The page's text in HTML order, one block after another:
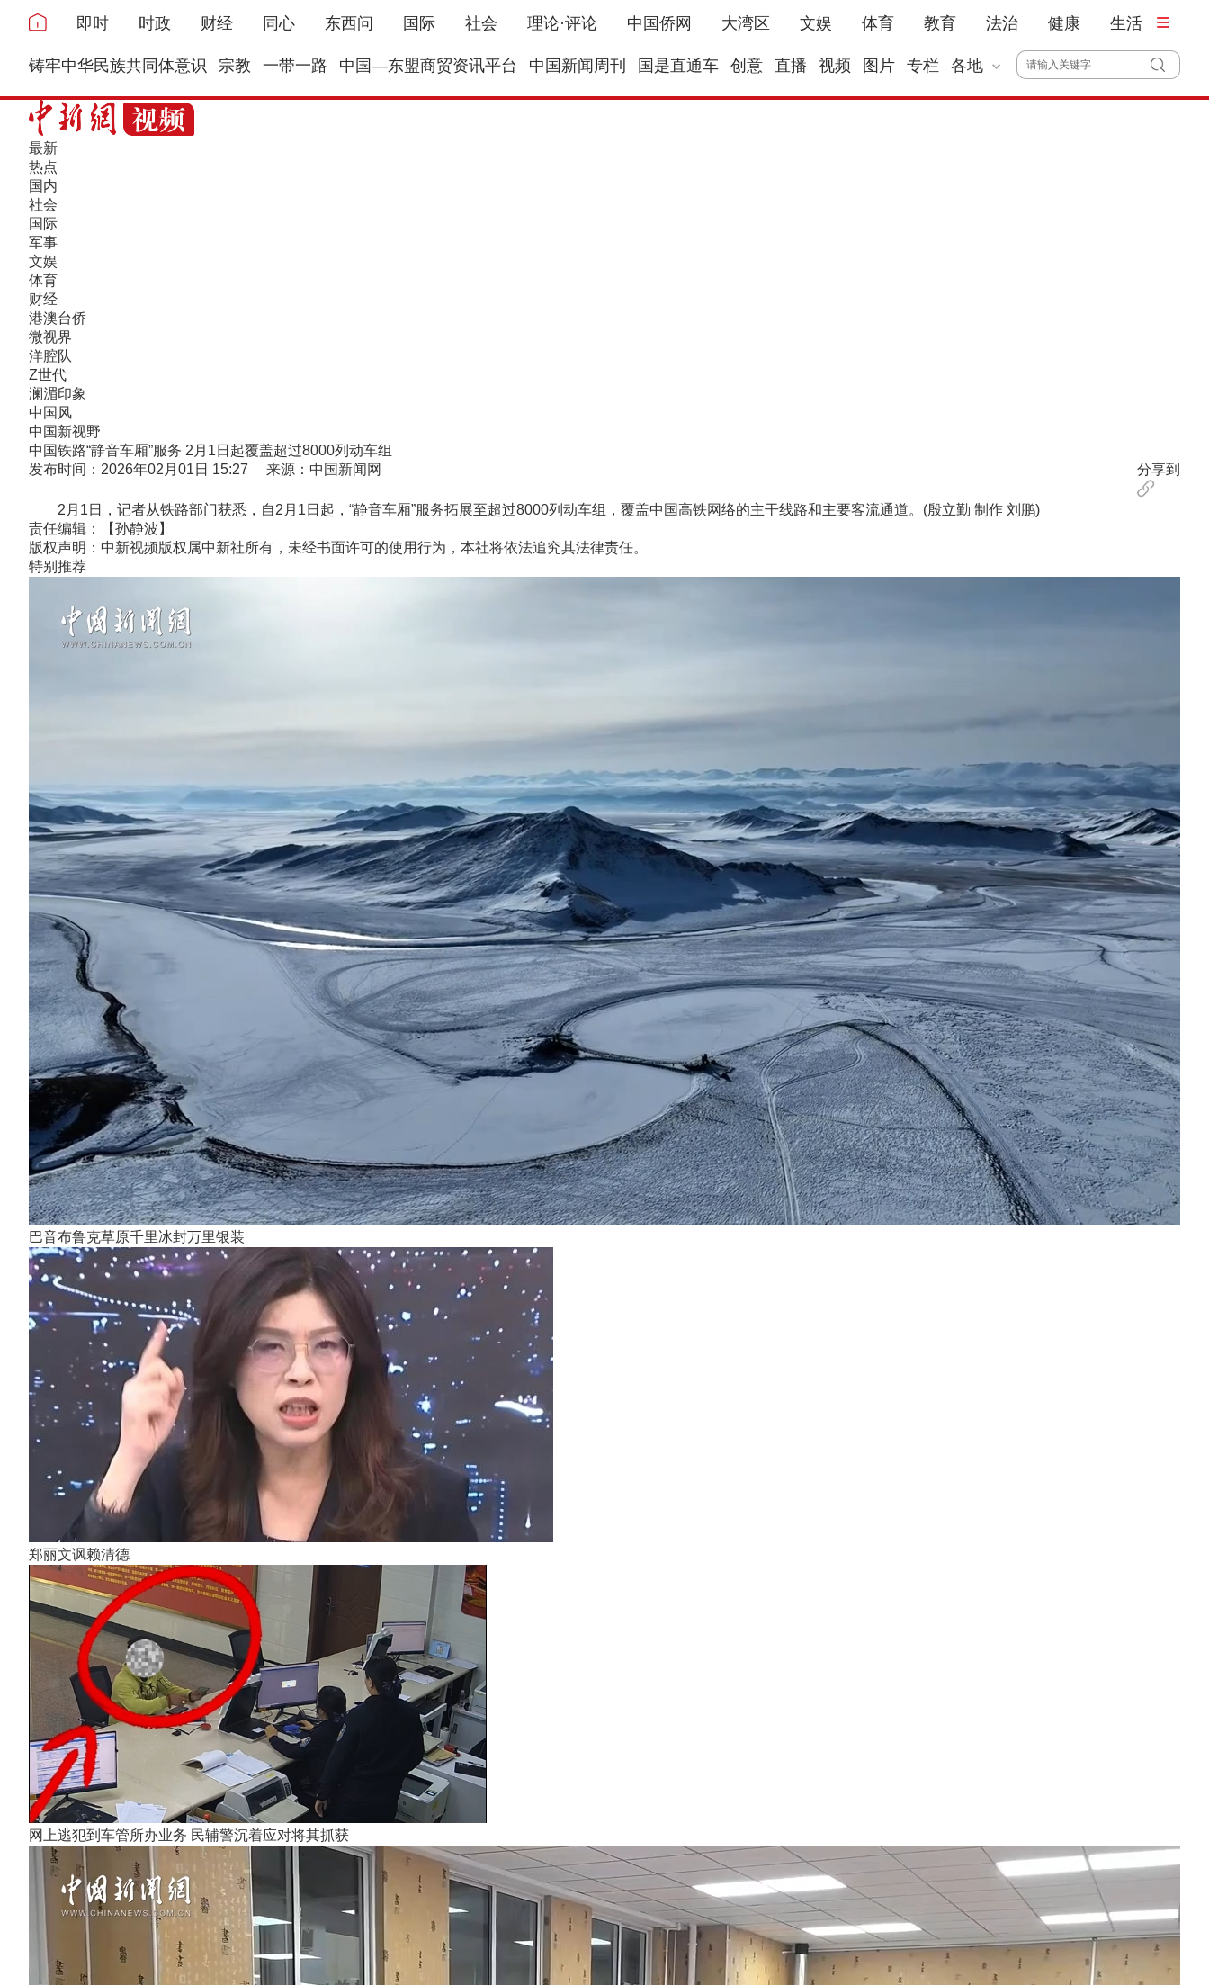
即时 时政 财经 同心 东西问 国际 社会 理论·评论 中国侨网 大湾区 文娱 体育 教育 法治 健康 生活
铸牢中华民族共同体意识 宗教 一带一路 中国—东盟商贸资讯平台 中国新闻周刊 国是直通车 创意 直播 视频 图片 专栏 各地
最新
热点
国内
社会
国际
军事
文娱
体育
财经
港澳台侨
微视界
洋腔队
Z世代
澜湄印象
中国风
中国新视野
中国铁路“静音车厢”服务 2月1日起覆盖超过8000列动车组
发布时间：2026年02月01日 15:27 来源：中国新闻网
分享到
2月1日，记者从铁路部门获悉，自2月1日起，“静音车厢”服务拓展至超过8000列动车组，覆盖中国高铁网络的主干线路和主要客流通道。(殷立勤 制作 刘鹏)
责任编辑：【孙静波】
版权声明：中新视频版权属中新社所有，未经书面许可的使用行为，本社将依法追究其法律责任。
特别推荐
巴音布鲁克草原千里冰封万里银装
郑丽文讽赖清德
网上逃犯到车管所办业务 民辅警沉着应对将其抓获